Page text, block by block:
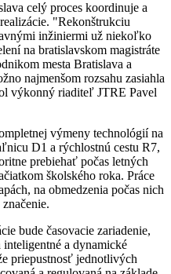
celý proces koordinuje a
"Rekonštrukciu
inžiniermi už niekoľko
na bratislavskom magistráte
mesta Bratislava a
najmenšom rozsahu zasiahla
výkonný riaditeľ JTRE Pavel
výmeny technológií na
D1 a rýchlostnú cestu R7,
prebiehať počas letných
školského roka. Práce
na obmedzenia počas nich
bude časovacie zariadenie,
inteligentné a dynamické
priepustnosť jednotlivých